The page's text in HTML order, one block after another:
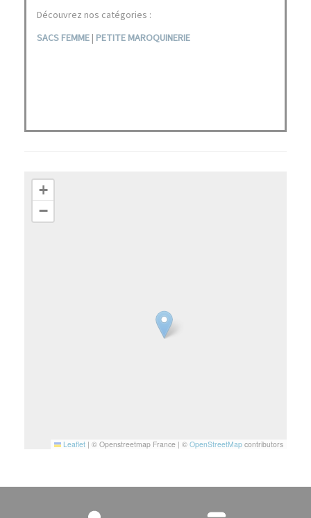
Découvrez nos catégories :
SACS FEMME | PETITE MAROQUINERIE
+
−
Leaflet | © Openstreetmap France | © OpenStreetMap contributors